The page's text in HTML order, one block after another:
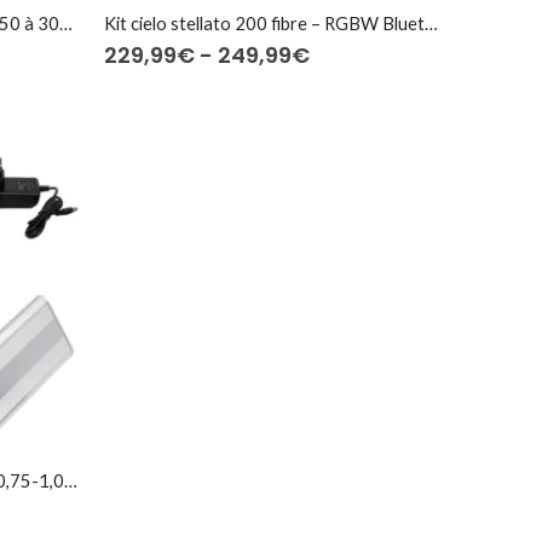
Kit ciel étoilé Scintillant LED3W⎜50 à 300 fibres optiques Kit cielo stellato 200 fibre – RGBW Bluetooth
229,99€ - 249,99€Fascia